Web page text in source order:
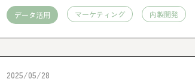
データ活用 マーケティング 内製開発
2025/05/28